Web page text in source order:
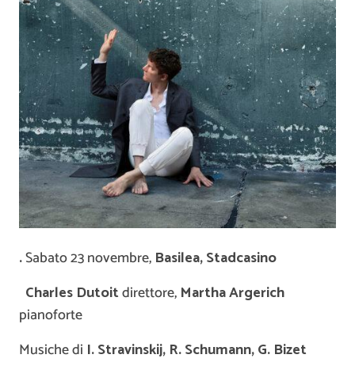
.Sabato 23 novembre, Basilea, Stadcasino
Charles Dutoitdirettore, Martha Argerich
pianoforte
Musiche di I. Stravinskij, R. Schumann, G. Bizet